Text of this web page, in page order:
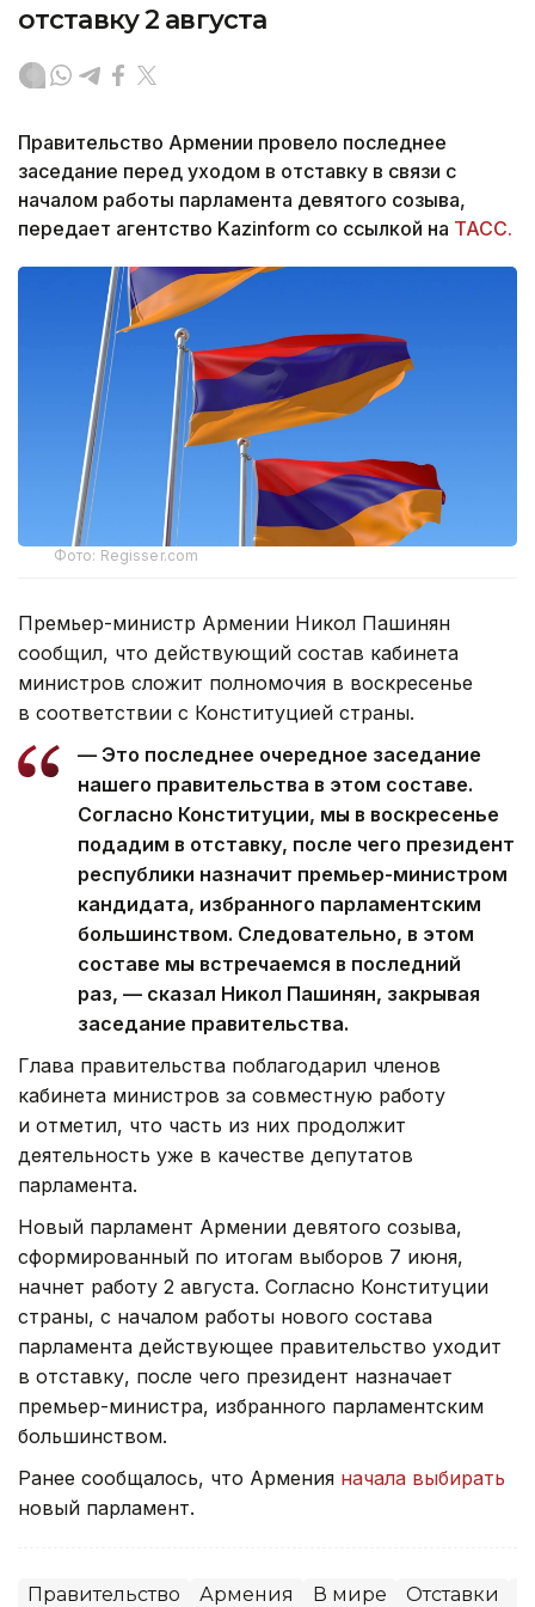
отставку 2 августа
Правительство Армении провело последнее
заседание перед уходом в отставку в связи с
началом работы парламента девятого созыва,
передает агентство Kazinform со ссылкой на ТАСС.
Фото: Regisser.com
Премьер-министр Армении Никол Пашинян
сообщил, что действующий состав кабинета
министров сложит полномочия в воскресенье
в соответствии с Конституцией страны.
— Это последнее очередное заседание
нашего правительства в этом составе.
Согласно Конституции, мы в воскресенье
подадим в отставку, после чего президент
республики назначит премьер-министром
кандидата, избранного парламентским
большинством. Следовательно, в этом
составе мы встречаемся в последний
раз, — сказал Никол Пашинян, закрывая
заседание правительства.
Глава правительства поблагодарил членов
кабинета министров за совместную работу
и отметил, что часть из них продолжит
деятельность уже в качестве депутатов
парламента.
Новый парламент Армении девятого созыва,
сформированный по итогам выборов 7 июня,
начнет работу 2 августа. Согласно Конституции
страны, с началом работы нового состава
парламента действующее правительство уходит
в отставку, после чего президент назначает
премьер-министра, избранного парламентским
большинством.
Ранее сообщалось, что Армения начала выбирать
новый парламент.
Правительство Армения В мире Отставки